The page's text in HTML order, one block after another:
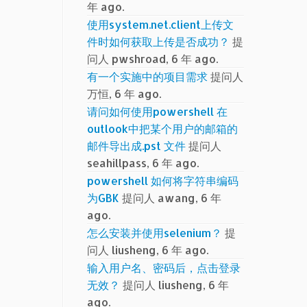
年 ago.
使用system.net.client上传文
件时如何获取上传是否成功？ 提
问人 pwshroad, 6 年 ago.
有一个实施中的项目需求提问人
万恒, 6 年 ago.
请问如何使用powershell 在
outlook中把某个用户的邮箱的
邮件导出成.pst 文件提问人
seahillpass, 6 年 ago.
powershell 如何将字符串编码
为GBK 提问人 awang, 6 年
ago.
怎么安装并使用selenium？ 提
问人 liusheng, 6 年 ago.
输入用户名、密码后，点击登录
无效？ 提问人 liusheng, 6 年
ago.